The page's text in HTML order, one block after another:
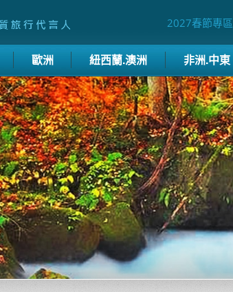
2027春節專區
歐洲 紐西蘭.澳洲 非洲.中東